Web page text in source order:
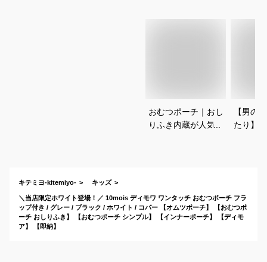
おむつポーチ｜おし
りふき内蔵が人気！
【男の
たり】
キテミヨ-kitemiyo- キッズ
＼当店限定ホワイト登場！／ 10mois ディモワ ワンタッチ おむつポーチ フラ
ップ付き / グレー / ブラック / ホワイト / コパー 【オムツポーチ】 【おむつポ
ーチ おしりふき】 【おむつポーチ シンプル】 【インナーポーチ】 【ディモ
ア】 【即納】